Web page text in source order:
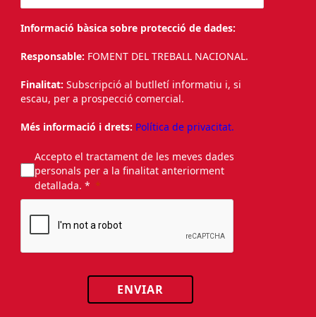
Informació bàsica sobre protecció de dades:
Responsable: FOMENT DEL TREBALL NACIONAL.
Finalitat: Subscripció al butlletí informatiu i, si
escau, per a prospecció comercial.
Més informació i drets: Política de privacitat.
Accepto el tractament de les meves dades
personals per a la finalitat anteriorment
detallada. *
ENVIAR